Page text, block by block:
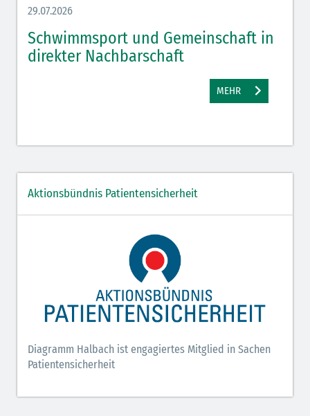
29.07.2026
Schwimmsport und Gemeinschaft in
direkter Nachbarschaft
MEHR
Aktionsbündnis Patientensicherheit
Diagramm Halbach ist engagiertes Mitglied in Sachen
Patientensicherheit